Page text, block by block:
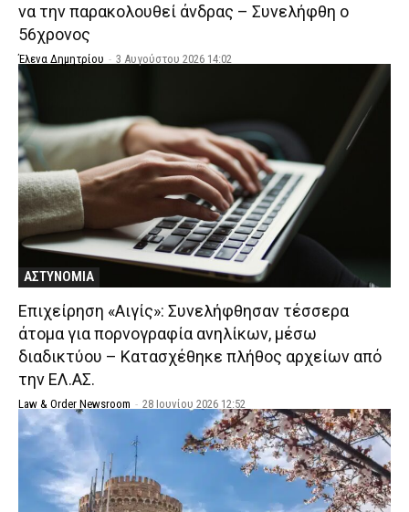
να την παρακολουθεί άνδρας – Συνελήφθη ο
56χρονος
Έλενα Δημητρίου - 3 Αυγούστου 2026 14:02
ΑΣΤΥΝΟΜΙΑ
Επιχείρηση «Αιγίς»: Συνελήφθησαν τέσσερα
άτομα για πορνογραφία ανηλίκων, μέσω
διαδικτύου – Κατασχέθηκε πλήθος αρχείων από
την ΕΛ.ΑΣ.
Law & Order Newsroom - 28 Ιουνίου 2026 12:52